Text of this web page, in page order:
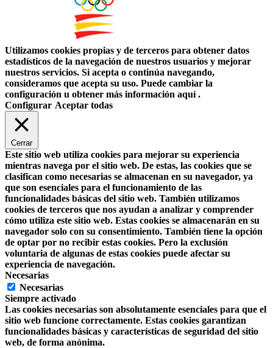
Utilizamos cookies propias y de terceros para obtener datos
estadísticos de la navegación de nuestros usuarios y mejorar
nuestros servicios. Si acepta o continúa navegando,
consideramos que acepta su uso. Puede cambiar la
configuración u obtener más información aquí .
Configurar Aceptar todas
Cerrar
Este sitio web utiliza cookies para mejorar su experiencia
mientras navega por el sitio web. De estas, las cookies que se
clasifican como necesarias se almacenan en su navegador, ya
que son esenciales para el funcionamiento de las
funcionalidades básicas del sitio web. También utilizamos
cookies de terceros que nos ayudan a analizar y comprender
cómo utiliza este sitio web. Estas cookies se almacenarán en su
navegador solo con su consentimiento. También tiene la opción
de optar por no recibir estas cookies. Pero la exclusión
voluntaria de algunas de estas cookies puede afectar su
experiencia de navegación.
Necesarias
Necesarias
Siempre activado
Las cookies necesarias son absolutamente esenciales para que el
sitio web funcione correctamente. Estas cookies garantizan
funcionalidades básicas y características de seguridad del sitio
web, de forma anónima.